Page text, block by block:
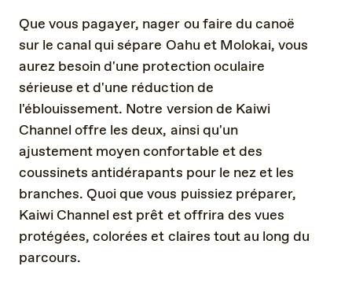
Que vous pagayer, nager ou faire du canoë
sur le canal qui sépare Oahu et Molokai, vous
aurez besoin d'une protection oculaire
sérieuse et d'une réduction de
l'éblouissement. Notre version de Kaiwi
Channel offre les deux, ainsi qu'un
ajustement moyen confortable et des
coussinets antidérapants pour le nez et les
branches. Quoi que vous puissiez préparer,
Kaiwi Channel est prêt et offrira des vues
protégées, colorées et claires tout au long du
parcours.